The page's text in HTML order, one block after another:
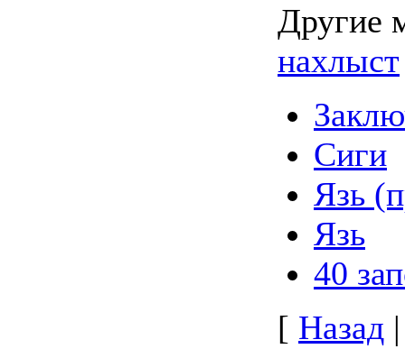
Другие
нахлыст
Сиги
Язь
Язь
40
[ Назад